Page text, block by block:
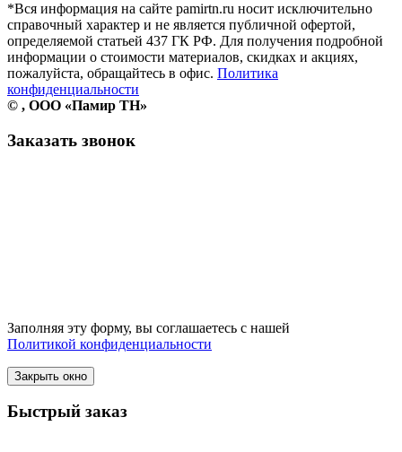
*Вся информация на сайте pamirtn.ru носит исключительно
справочный характер и не является публичной офертой,
определяемой статьей 437 ГК РФ. Для получения подробной
информации о стоимости материалов, скидках и акциях,
пожалуйста, обращайтесь в офис. Политика
конфиденциальности
© , ООО «Памир ТН»
Заказать звонок
Заполняя эту форму, вы соглашаетесь с нашей
Политикой конфиденциальности
Закрыть окно
Быстрый заказ